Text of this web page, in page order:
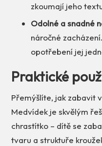
zkoumají jeho
Odolné a snadné
náročné
opotřebení jej
Praktické
Přemýšlíte, jak zabavit
Medvídek je skvělým
chrastítko – dítě se
tvaru a struktuře